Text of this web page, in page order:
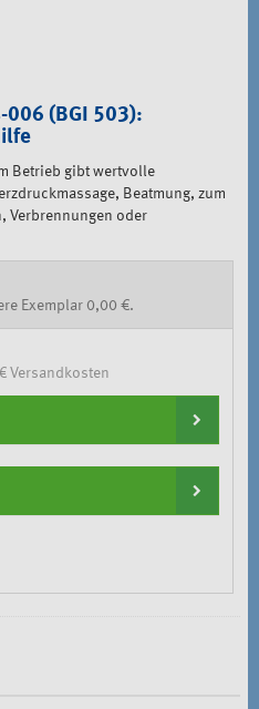
006 (BGI 503):
Betrieb gibt wertvolle
Beatmung, zum
Verbrennungen oder
Exemplar 0,00 €.
Versandkosten